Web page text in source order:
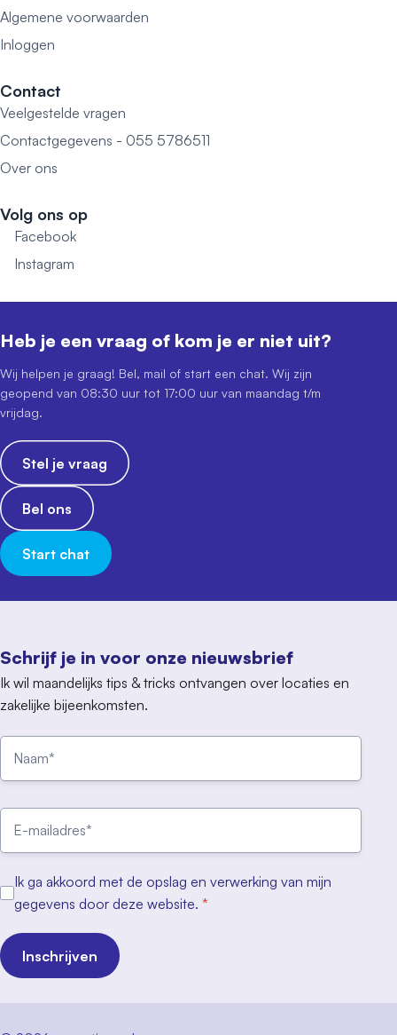
Algemene voorwaarden
Inloggen
Contact
Veelgestelde vragen
Contactgegevens - 055 5786511
Over ons
Volg ons op
Facebook
Instagram
Schrijf je in voor onze nieuwsbrief
Ik wil maandelijks tips & tricks ontvangen over locaties en
zakelijke bijeenkomsten.
Ik ga akkoord met de opslag en verwerking van mijn
gegevens door deze website. *
Inschrijven
Heb je een vraag of kom je er niet uit?
Wij helpen je graag! Bel, mail of start een chat. Wij zijn
geopend van 08:30 uur tot 17:00 uur van maandag t/m
vrijdag.
Stel je vraag
Bel ons
Start chat